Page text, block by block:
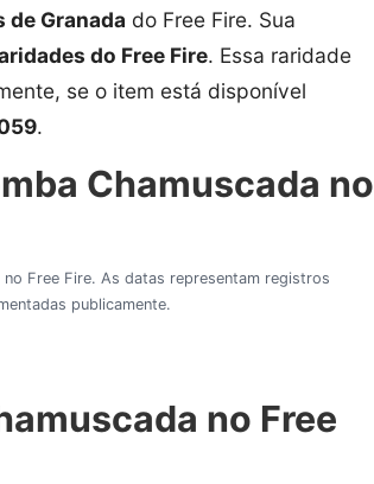
de Granada do Free Fire. Sua
do Free Fire. Essa raridade
se o item está disponível
.
Chamuscada no
Free Fire. As datas representam registros
publicamente.
no Free